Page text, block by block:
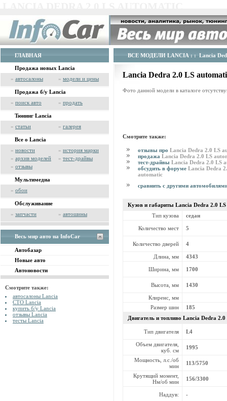
ГЛАВНАЯ
Продажа новых Lancia
» автосалоны » модели и цены
Продажа б/у Lancia
» поиск авто » продать
Тюнинг Lancia
» статьи » галерея
Все о Lancia
» новости » история марки
» архив моделей » тест-драйвы
» отзывы
Мультимедиа
» обои
Обслуживание
» запчасти » автошины
Весь мир авто на InfoCar
Автобазар
Новые авто
Автоновости
Смотрите также:
автосалоны Lancia
СТО Lancia
купить б/у Lancia
отзывы Lancia
тесты Lancia
ВСЕ МОДЕЛИ LANCIA : : Lancia
Lancia Dedra 2.0 LS
Фото данной модели в каталоге
Смотрите также:
отзывы про Lancia Dedra 2.0 LS
продажа Lancia Dedra 2.0 LS
тест-драйвы Lancia Dedra 2.0 LS
обсудить в форуме Lancia Dedra
automatic
сравнить с другими
Кузов и габариты Lancia Dedra 2.0
Тип кузова
седан
Количество мест 5
Количество дверей 4
Длина, мм 4343
Ширина, мм 1700
Высота, мм 1430
Клиренс, мм
Размер шин
185
Двигатель и топливо Lancia Dedra
Тип двигателя L4
Объем двигателя,
куб. см
1995
Мощность, л.с./об
мин
113/5750
Крутящий момент,
Нм/об мин
156/3300
Наддув: -